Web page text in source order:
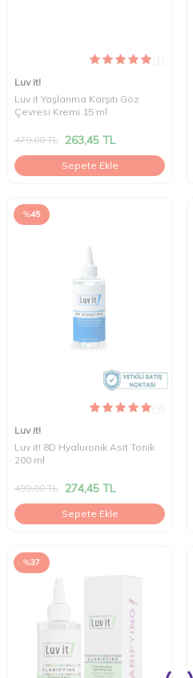
Luv it!
Luv it Yaşlanma Karşıtı Göz
Çevresi Kremi 15 ml
479,00TL 263,45 TL
Sepete Ekle
%45
Luv it!
Luv it! 8D Hyaluronik Asit Tonik
200 ml
499,00TL 274,45 TL
Sepete Ekle
%37